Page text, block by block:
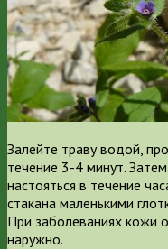
Залейте траву водой,
течение 3-4 минут.
настояться в течение
стакана маленькими
При заболеваниях кожи
наружно.